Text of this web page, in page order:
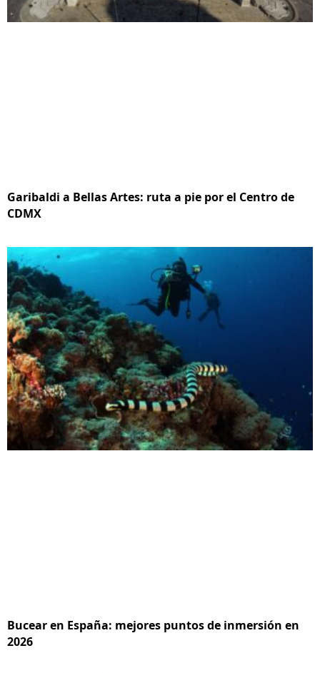
Garibaldi a Bellas Artes: ruta a pie por el Centro de
CDMX
Bucear en España: mejores puntos de inmersión en
2026